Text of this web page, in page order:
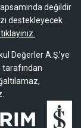
değildir
destekleyecek
Değerler A.Ş.’ye
tarafından